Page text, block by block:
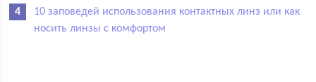
10 заповедей использования контактных линз или как
носить линзы с комфортом